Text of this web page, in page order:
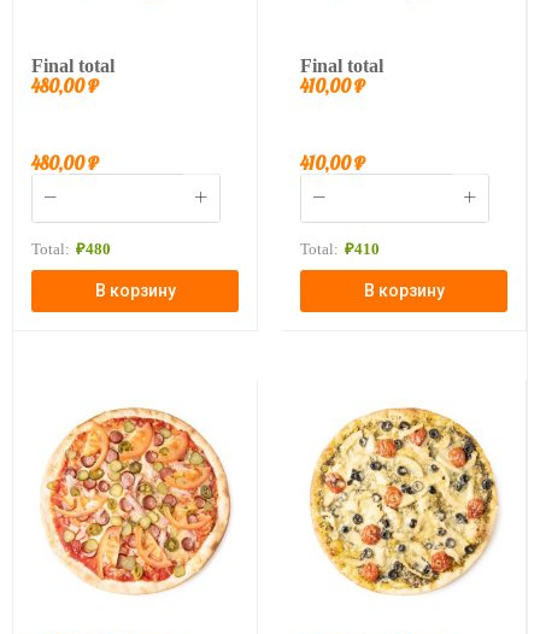
Final total
480,00₽
480,00₽
Total: ₽480
В корзину
Final total
410,00₽
410,00₽
Total: ₽410
В корзину